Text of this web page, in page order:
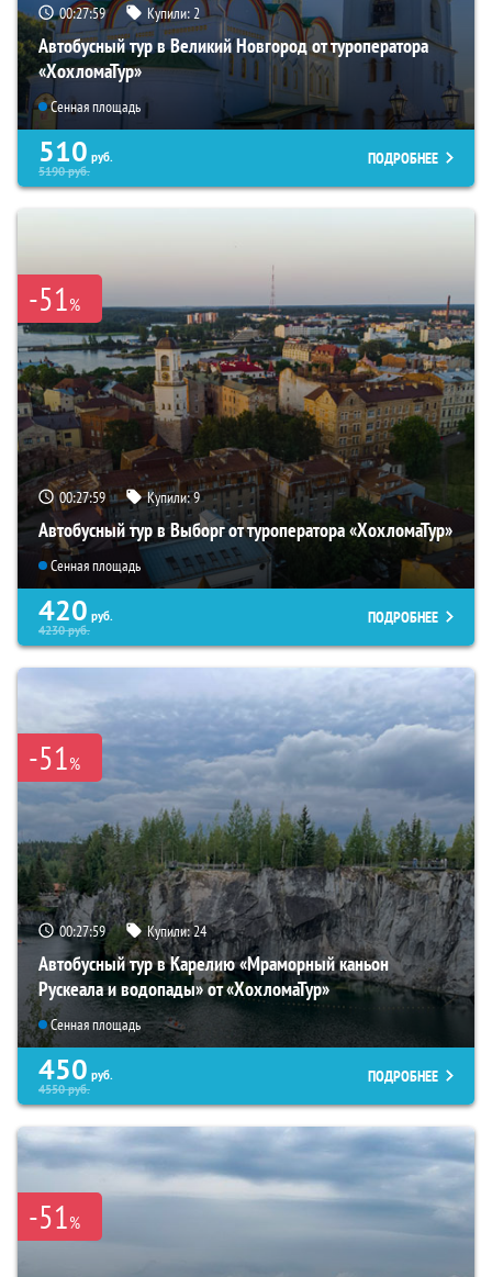
00:27:58 Купили:2
Автобусный тур в Великий Новгород от туроператора
«ХохломаТур»
Сенная площадь
510 руб.
5190руб.
ПОДРОБНЕЕ
-51%
00:27:58 Купили:9
Автобусный тур в Выборг от туроператора «ХохломаТур»
Сенная площадь
420 руб.
4230руб.
ПОДРОБНЕЕ
-51%
00:27:58 Купили:24
Автобусный тур в Карелию «Мраморный каньон
Рускеала и водопады» от «ХохломаТур»
Сенная площадь
450 руб.
4550руб.
ПОДРОБНЕЕ
-51%